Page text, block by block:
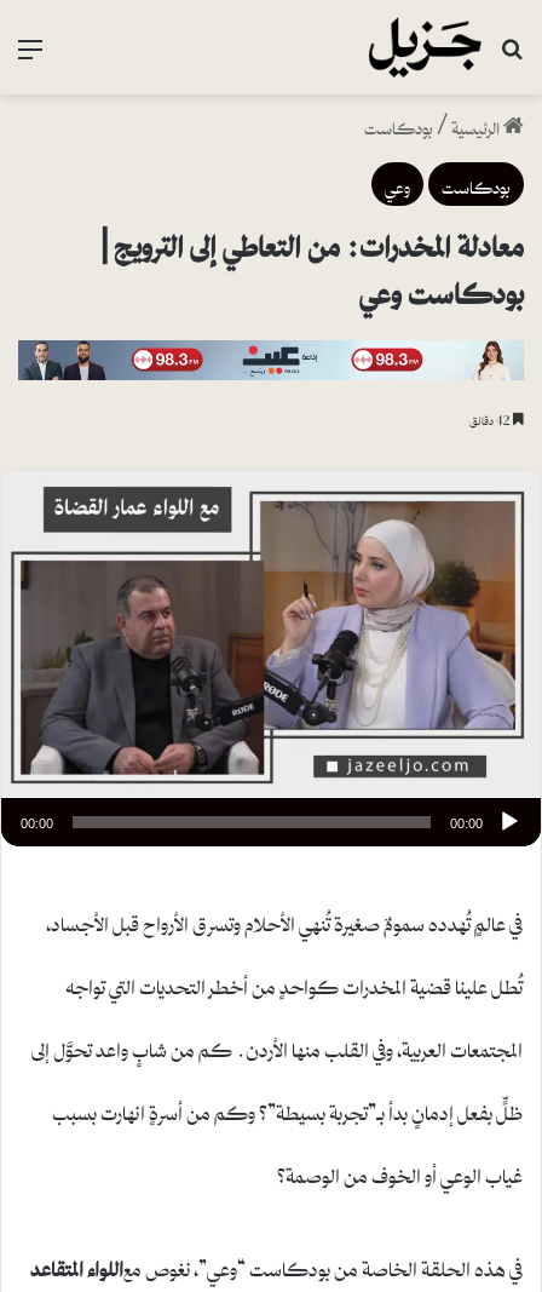
بحث عن
الرئيسية/بودكاست
بودكاست
وعي
معادلة المخدرات: من التعاطي إلى الترويج |
بودكاست وعي
00:00
00:00
في عالمٍ تُهدده سمومٌ صغيرة تُنهي الأحلام وتسرق الأرواح قبل الأجساد،
تُطل علينا قضية المخدرات كواحدٍ من أخطر التحديات التي تواجه
المجتمعات العربية، وفي القلب منها الأردن. كم من شابٍ واعد تحوَّل إلى
ظلٍّ بفعل إدمانٍ بدأ بـ”تجربة بسيطة”؟ وكم من أسرةٍ انهارت بسبب
غياب الوعي أو الخوف من الوصمة؟
في هذه الحلقة الخاصة من بودكاست “وعي”، نغوص معاللواء المتقاعد